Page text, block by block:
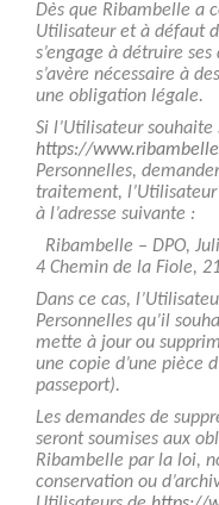
Dès que Ribambelle a
Utilisateur et à défaut
s’engage à détruire
s’avère nécessaire à
une obligation légale.
Si l’Utilisateur
https://
Personnelles,
traitement,
à l’adresse suivante :
Ribambelle – DPO,
4 Chemin de la Fiole,
Dans ce cas,
Personnelles qu’il
mette à jour ou
une copie d’une pièce
passeport).
Les demandes de
seront soumises aux
Ribambelle par la loi,
conservation ou